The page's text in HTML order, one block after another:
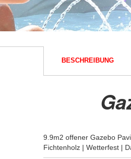
BESCHREIBUNG
9.9m2 offener Gazebo
Fichtenholz | Wetterfest |